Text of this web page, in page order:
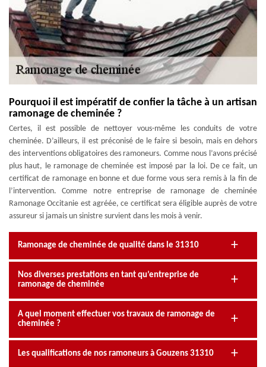
Pourquoi il est impératif de confier la tâche à un artisan
ramonage de cheminée ?
Certes, il est possible de nettoyer vous-même les conduits de votre
cheminée. D’ailleurs, il est préconisé de le faire si besoin, mais en dehors
des interventions obligatoires des ramoneurs. Comme nous l’avons précisé
plus haut, le ramonage de cheminée est imposé par la loi. De ce fait, un
certificat de ramonage en bonne et due forme vous sera remis à la fin de
l’intervention. Comme notre entreprise de ramonage de cheminée
Ramonage Occitanie est agréée, ce certificat sera éligible auprès de votre
assureur si jamais un sinistre survient dans les mois à venir.
Ramonage de cheminée de qualité dans le 31310
Nos diverses prestations en tant qu’entreprise de
ramonage de cheminée
A quel moment effectuer vos travaux de ramonage de
cheminée ?
Les qualifications de nos ramoneurs à Gouzens 31310